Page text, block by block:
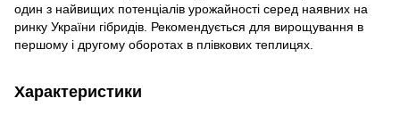
один з найвищих потенціалів урожайності серед наявних на
ринку України гібридів. Рекомендується для вирощування в
першому і другому оборотах в плівкових теплицях.
Характеристики